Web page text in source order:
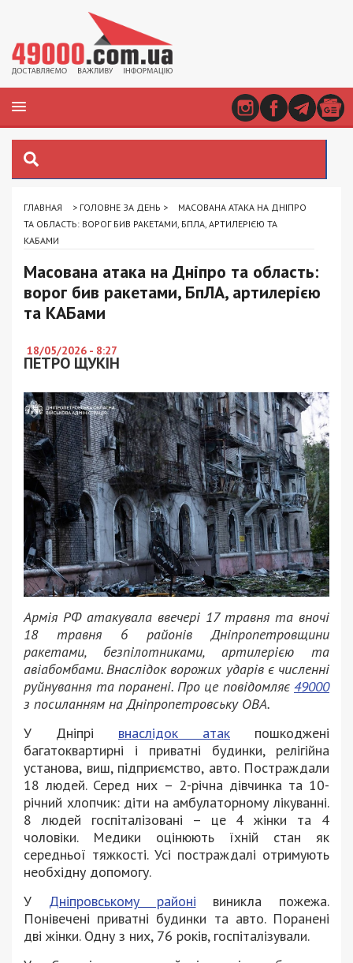
ГЛАВНАЯ > ГОЛОВНЕ ЗА ДЕНЬ >
МАСОВАНА АТАКА НА ДНІПРО
ТА ОБЛАСТЬ: ВОРОГ БИВ РАКЕТАМИ, БПЛА, АРТИЛЕРІЄЮ ТА
КАБАМИ
Масована атака на Дніпро та область:
ворог бив ракетами, БпЛА, артилерією
та КАБами
18/05/2026 - 8:27
ПЕТРО ЩУКІН
Армія РФ атакувала ввечері 17 травня та вночі
18 травня 6 районів Дніпропетровщини
ракетами, безпілотниками, артилерією та
авіабомбами. Внаслідок ворожих ударів є численні
руйнування та поранені. Про це повідомляє 49000
з посиланням на Дніпропетровську ОВА.
У Дніпрі внаслідок атак пошкоджені
багатоквартирні і приватні будинки, релігійна
установа, виш, підприємство, авто. Постраждали
18 людей. Серед них – 2-річна дівчинка та 10-
річний хлопчик: діти на амбулаторному лікуванні.
8 людей госпіталізовані – це 4 жінки та 4
чоловіки. Медики оцінюють їхній стан як
середньої тяжкості. Усі постраждалі отримують
необхідну допомогу.
У Дніпровському районі виникла пожежа.
Понівечені приватні будинки та авто. Поранені
дві жінки. Одну з них, 76 років, госпіталізували.